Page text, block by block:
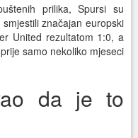
prilika, Spursi su
značajan europski
United rezultatom 1:0, a
samo nekoliko mjeseci
da je to